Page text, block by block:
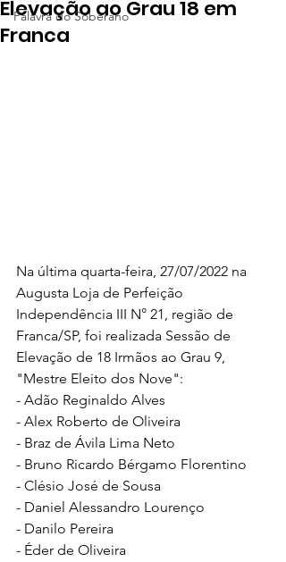
Palavra do Soberano
Elevação ao Grau 18 em
Franca
Na última quarta-feira, 27/07/2022 na
Augusta Loja de Perfeição
Independência III N° 21, região de
Franca/SP, foi realizada Sessão de
Elevação de 18 Irmãos ao Grau 9,
"Mestre Eleito dos Nove":
- Adão Reginaldo Alves
- Alex Roberto de Oliveira
- Braz de Ávila Lima Neto
- Bruno Ricardo Bérgamo Florentino
- Clésio José de Sousa
- Daniel Alessandro Lourenço
- Danilo Pereira
- Éder de Oliveira